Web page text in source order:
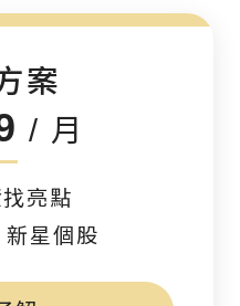
案
/ 月
亮點
星個股